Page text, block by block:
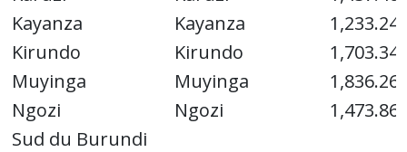
Kayanza
Kayanza
1,233.24
Kirundo
Kirundo
1,703.34
Muyinga
Muyinga
1,836.26
Ngozi
Ngozi
1,473.86
Sud du Burundi